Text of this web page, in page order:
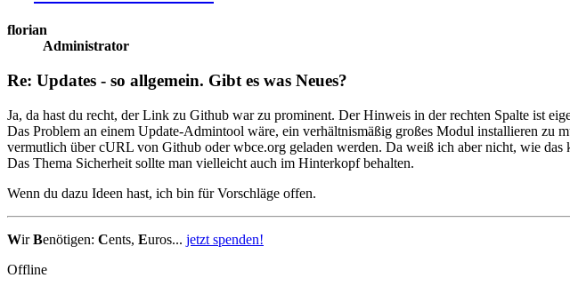
florian
Administrator
Re: Updates - so allgemein. Gibt es was Neues?
Ja, da hast du recht, der Link zu Github war zu prominent. Der Hinweis in der rechten Spalte ist
Das Problem an einem Update-Admintool wäre, ein verhältnismäßig großes Modul installieren zu
vermutlich über cURL von Github oder wbce.org geladen werden. Da weiß ich aber nicht, wie das
Das Thema Sicherheit sollte man vielleicht auch im Hinterkopf behalten.
Wenn du dazu Ideen hast, ich bin für Vorschläge offen.
WirBenötigen: Cents, Euros... jetzt spenden!
Offline